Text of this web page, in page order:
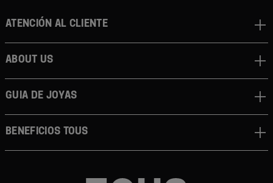
Atención al cliente
About us
Guia de joyas
Beneficios TOUS